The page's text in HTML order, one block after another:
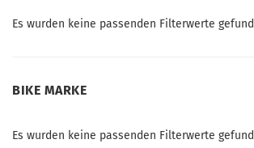
Es wurden keine passenden Filterwerte
BIKE
BIKE MARKE
Es wurden keine passenden Filterwerte